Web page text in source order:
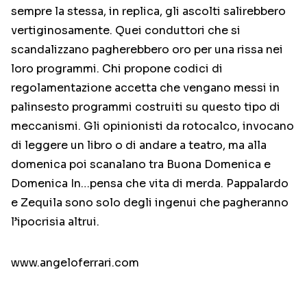
sempre la stessa, in replica, gli ascolti salirebbero
vertiginosamente. Quei conduttori che si
scandalizzano pagherebbero oro per una rissa nei
loro programmi. Chi propone codici di
regolamentazione accetta che vengano messi in
palinsesto programmi costruiti su questo tipo di
meccanismi. Gli opinionisti da rotocalco, invocano
di leggere un libro o di andare a teatro, ma alla
domenica poi scanalano tra Buona Domenica e
Domenica In…pensa che vita di merda. Pappalardo
e Zequila sono solo degli ingenui che pagheranno
l’ipocrisia altrui.
www.angeloferrari.com